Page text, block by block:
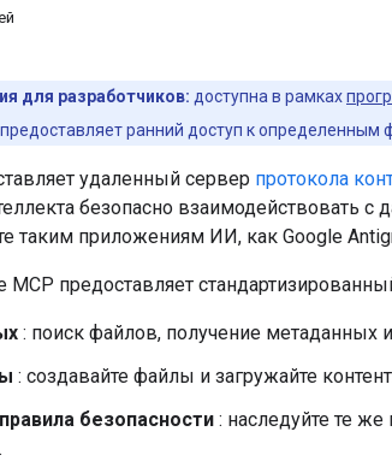
для разработчиков: доступна в рамках
ранний доступ к определенным
удаленный сервер протокола
безопасно взаимодействовать
таким приложениям ИИ, как Google
MCP предоставляет
: поиск файлов, получение метаданных
: создавайте файлы и загружайте
безопасности : наследуйте те